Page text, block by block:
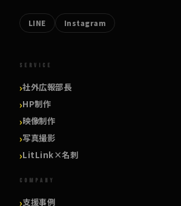
LINE Instagram
SERVICE
社外広報部長
HP制作
映像制作
写真撮影
LitLink×名刺
COMPANY
支援事例